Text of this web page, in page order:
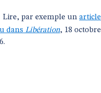
Lire, par exemple un article
dans Libération, 18 octobre